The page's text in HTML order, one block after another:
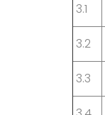
3.1
3.2
3.3